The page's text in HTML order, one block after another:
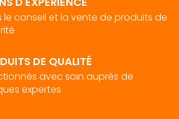
le conseil et la vente de produits de
DE QUALITÉ
avec soin auprès de
expertes